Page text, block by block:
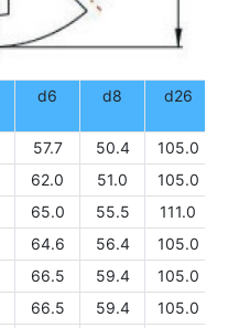
d6 d8 d26
57.7 50.4 105.0
62.0 51.0 105.0
65.0 55.5 111.0
64.6 56.4 105.0
66.5 59.4 105.0
66.5 59.4 105.0